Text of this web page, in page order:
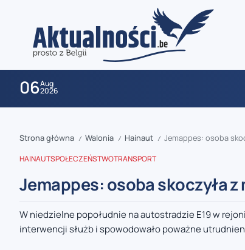
06Aug
2026
zaobserwuj nas
Strona główna / Walonia / Hainaut / Jemappes: osoba
HAINAUTSPOŁECZEŃSTWOTRANSPORT
Jemappes: osoba skoczyła
W niedzielne popołudnie na autostradzie E19 w
interwencji służb i spowodowało poważne